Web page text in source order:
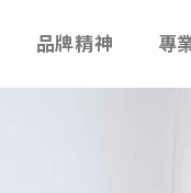
品牌精神 專